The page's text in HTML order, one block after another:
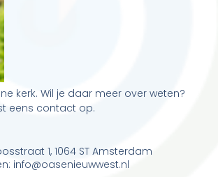
kerk. Wil je daar meer over weten?
eens contact op.
1, 1064 ST Amsterdam
info@oasenieuwwest.nl